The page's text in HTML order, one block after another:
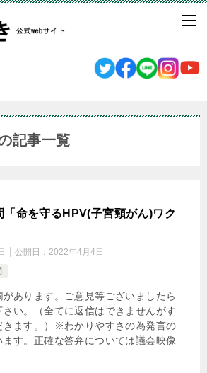
記事一覧
「命を守るHPV(子宮頸がん)ワク
公開日： 2022年4月4日
あります。ご意見等ございましたら
い。（全てに返信はできませんがす
きます。）※わかりやすさの為発言の
す。正確な答弁については議会映像